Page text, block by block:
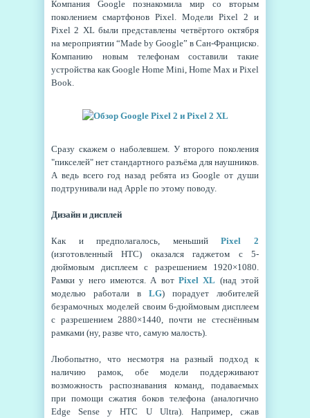
Компания Google познакомила мир со вторым
поколением смартфонов Pixel. Модели Pixel 2 и
Pixel 2 XL были представлены четвёртого октября
на мероприятии “Made by Google” в Сан-Франциско.
Компанию новым телефонам составили такие
устройства как Google Home Mini, Home Max и Pixel
Book.
Сразу скажем о наболевшем. У второго поколения
"пикселей" нет стандартного разъёма для наушников.
А ведь всего год назад ребята из Google от души
подтрунивали над Apple по этому поводу.
Дизайн и дисплей
Как и предполагалось, меньшийPixel 2
(изготовленный HTC) оказался гаджетом с 5-
дюймовым дисплеем с разрешением 1920×1080.
Рамки у него имеются. А вот Pixel XL (над этой
моделью работали в LG) порадует любителей
безрамочных моделей своим 6-дюймовым дисплеем
с разрешением 2880×1440, почти не стеснённым
рамками (ну, разве что, самую малость).
Любопытно, что несмотря на разный подход к
наличию рамок, обе модели поддерживают
возможность распознавания команд, подаваемых
при помощи сжатия боков телефона (аналогично
Edge Sense у HTC U Ultra). Например, сжав